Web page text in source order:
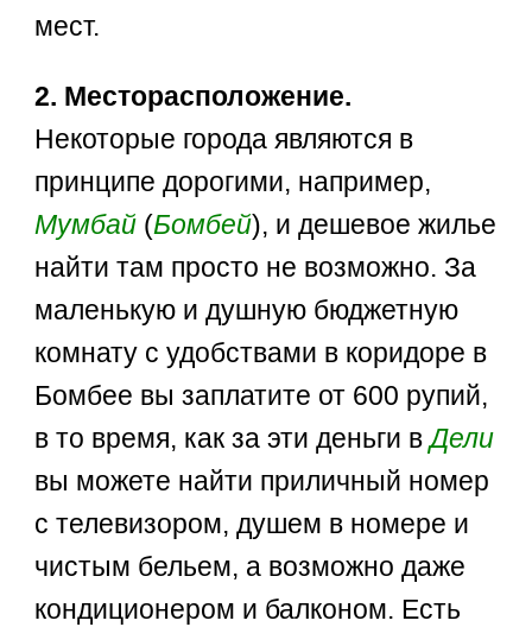
мест.
2. Месторасположение.
Некоторые города являются в
принципе дорогими, например,
Мумбай (Бомбей), и дешевое жилье
найти там просто не возможно. За
маленькую и душную бюджетную
комнату с удобствами в коридоре в
Бомбее вы заплатите от 600 рупий,
в то время, как за эти деньги вДели
вы можете найти приличный номер
с телевизором, душем в номере и
чистым бельем, а возможно даже
кондиционером и балконом. Есть